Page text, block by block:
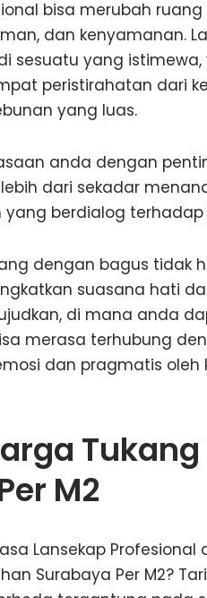
bisa merubah
dan kenyamanan.
sesuatu yang
peristirahatan dari
yang luas.
anda dengan
dari sekadar
yang berdialog
dengan bagus tidak
suasana hati
di mana anda
merasa terhubung
dan pragmatis
M2
Lansekap
Surabaya Per M2?